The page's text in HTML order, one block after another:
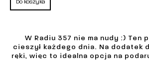
Do koszyka
W Radiu 357 nie ma nudy :) Ten
cieszył każdego dnia. Na dodatek
ręki, więc to idealna opcja na